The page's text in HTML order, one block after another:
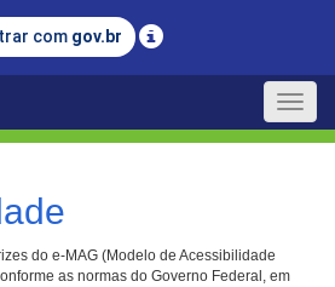
Legislação
com gov.br
Toggle
do e-MAG (Modelo de Acessibilidade
as normas do Governo Federal, em